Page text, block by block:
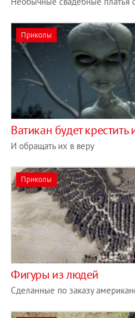
Приколы
Ватикан будет крестить
И обращать их в веру
Приколы
Фигуры из людей
Сделанные по заказу